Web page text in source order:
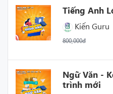
Tiếng Anh
Kiến Guru
800,000đ
Ngữ Văn -
trình mới